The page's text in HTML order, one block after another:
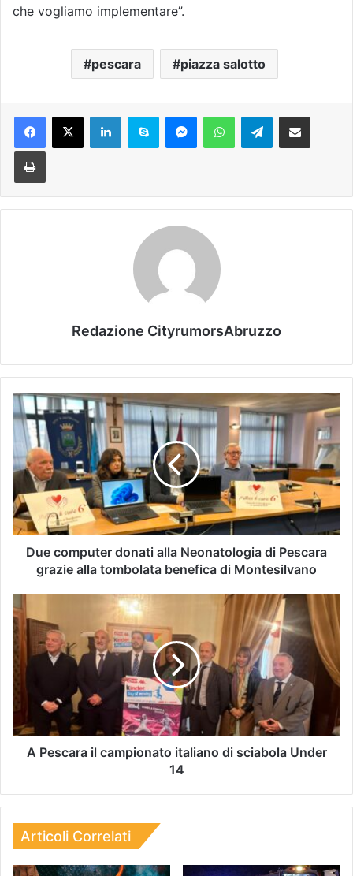
che vogliamo implementare”.
pescara piazza salotto
Telegram
Redazione CityrumorsAbruzzo
Due computer donati alla Neonatologia di Pescara
grazie alla tombolata benefica di Montesilvano
A Pescara il campionato italiano di sciabola Under
14
Articoli Correlati